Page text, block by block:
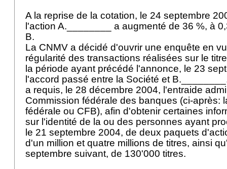
A la reprise de la cotation, le 24 septembre
l'action A.________ a augmenté de 36 %, à
B.
La CNMV a décidé d'ouvrir une enquête en
régularité des transactions réalisées sur le
la période ayant précédé l'annonce, le 23
l'accord passé entre la Société et
a requis, le 28 décembre 2004, l'entraide
Commission fédérale des banques (ci-après:
fédérale ou CFB), afin d'obtenir certaines
sur l'identité de la ou des personnes ayant
le 21 septembre 2004, de deux paquets
d'un million et quatre millions de titres, ainsi
septembre suivant, de 130'000 titres.